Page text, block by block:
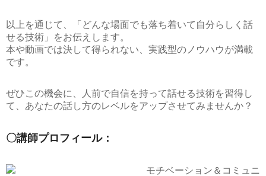
以上を通じて、「どんな場面でも落ち着いて自分らしく話
せる技術」をお伝えします。
本や動画では決して得られない、実践型のノウハウが満載
です。
ぜひこの機会に、人前で自信を持って話せる技術を習得し
て、あなたの話し方のレベルをアップさせてみませんか？
〇講師プロフィール：
モチベーション＆コミュニ